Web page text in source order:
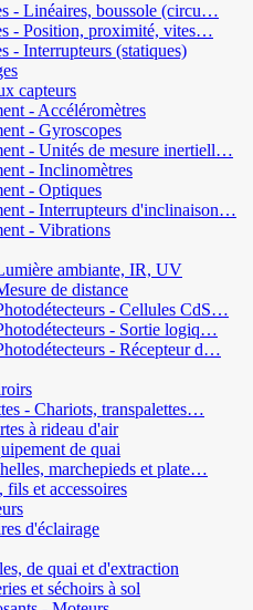
- Linéaires, boussole (circu…
- Position, proximité, vites…
- Interrupteurs (statiques)
capteurs
- Accéléromètres
- Gyroscopes
- Unités de mesure inertiell…
- Inclinomètres
- Optiques
- Interrupteurs d'inclinaison…
- Vibrations
ambiante, IR, UV
de distance
- Cellules CdS…
- Sortie logiq…
- Récepteur d…
- Chariots, transpalettes…
à rideau d'air
de quai
marchepieds et plate…
et accessoires
d'éclairage
de quai et d'extraction
et séchoirs à sol